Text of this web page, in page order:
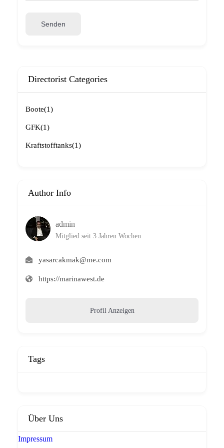
Senden
Directorist Categories
Boote(1)
GFK(1)
Kraftstofftanks(1)
Author Info
admin
Mitglied seit 3 Jahren Wochen
yasarcakmak@me.com
https://marinawest.de
Profil Anzeigen
Tags
Über Uns
Impressum